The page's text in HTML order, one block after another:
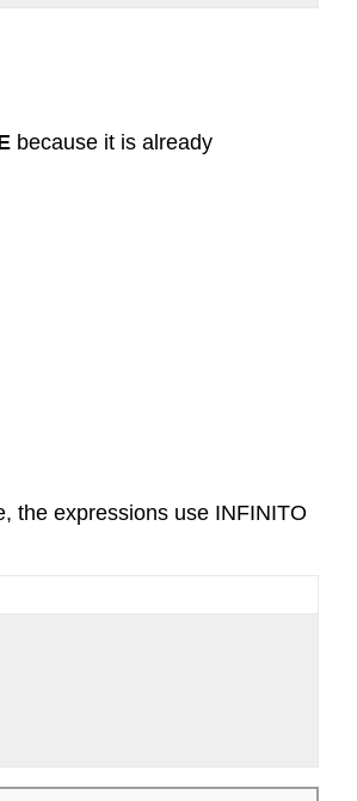
because it is already
the expressions use INFINITO